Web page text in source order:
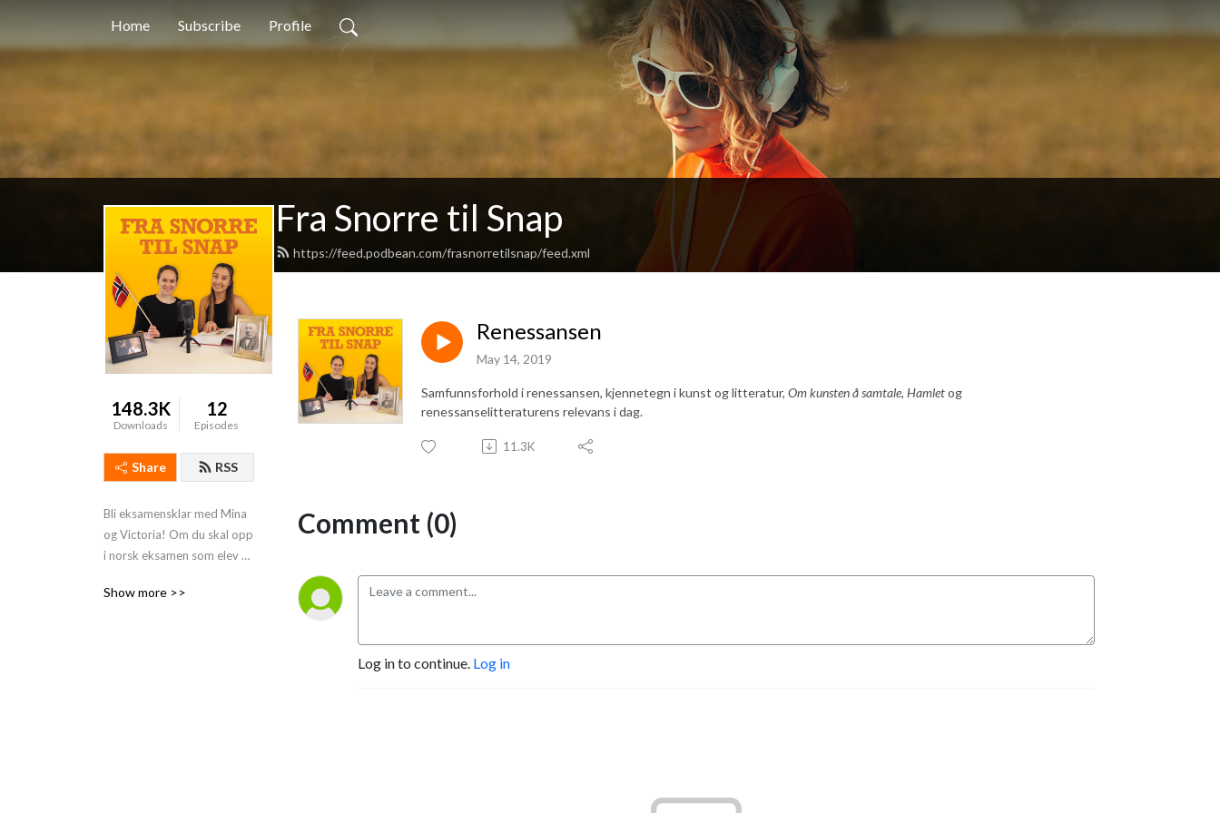
Home Subscribe Profile
Fra Snorre til Snap
https://feed.podbean.com/frasnorretilsnap/feed.xml
148.3K
Downloads
12
Episodes
Share RSS
Bli eksamensklar med Mina
og Victoria! Om du skal opp
i norsk eksamen som elev
podcasten for deg. Vi går
Show more >>
Renessansen
May 14, 2019
Samfunnsforhold i renessansen, kjennetegn i kunst og litteratur, Om kunsten å samtale, Hamletog
renessanselitteraturens relevans i dag.
11.3K
Comment (0)
Log in to continue. Log in